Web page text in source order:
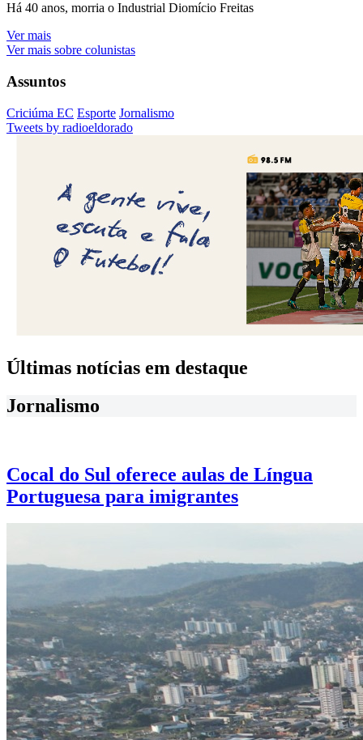
Há 40 anos, morria o Industrial Diomício Freitas
Ver mais
Ver mais sobre colunistas
Assuntos
Criciúma EC Esporte Jornalismo
Tweets by radioeldorado
Últimas notícias em destaque
Jornalismo
Cocal do Sul oferece aulas de Língua
Portuguesa para imigrantes